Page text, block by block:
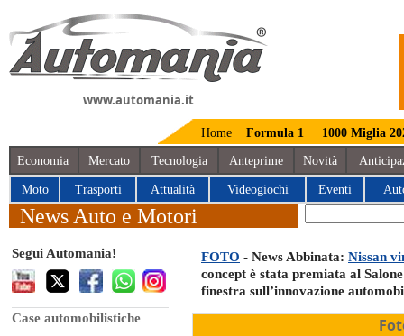
www.automania.it
Home Formula 1 1000 Miglia
Economia Mercato Tecnologia Anteprime Novità
Moto Trasporti Attualità Videogiochi Eventi
News Auto e Motori
Segui Automania!
Case automobilistiche
FOTO - News Abbinata: Nissan
concept è stata premiata al
finestra sull’innovazione